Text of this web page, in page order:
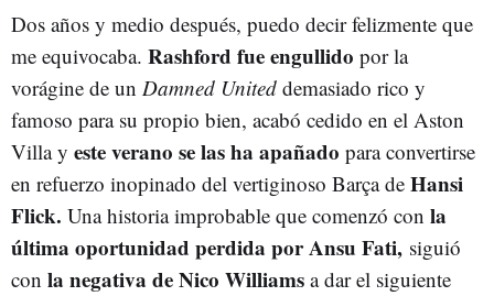
Dos años y medio después, puedo decir felizmente que
me equivocaba. Rashford fue engullido por la
vorágine de un Damned United demasiado rico y
famoso para su propio bien, acabó cedido en el Aston
Villa y este verano se las ha apañado para convertirse
en refuerzo inopinado del vertiginoso Barça de Hansi
Flick. Una historia improbable que comenzó con la
última oportunidad perdida porAnsu Fati, siguió
con la negativa de Nico Williams a dar el siguiente